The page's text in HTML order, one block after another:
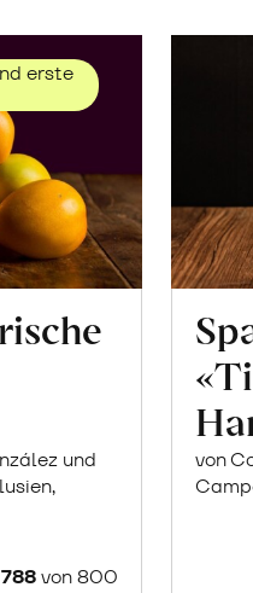
erste
und
788von 800
von